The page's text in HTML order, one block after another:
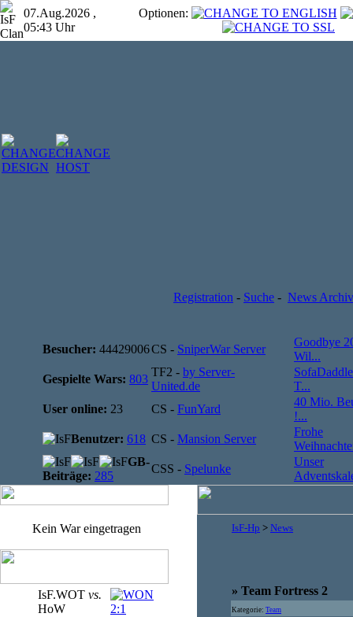
07.Aug.2026 ,
05:43 Uhr
Optionen:
Registration - Suche - News Archiv
Besucher: 44429006CS - SniperWar Server
Goodbye
Wil...
Gespielte Wars: 803
TF2 - by Server-
United.de
T...
User online: 23 CS - FunYard
40 Mio.
!...
Benutzer: 618 CS - Mansion Server
Frohe
GB-
Beiträge: 285
CSS - Spelunke
Unser
Kein War eingetragen
IsF.WOT vs.
HoW
2:1
IsF-Hp > News
» Team Fortress 2
Kategorie: Team